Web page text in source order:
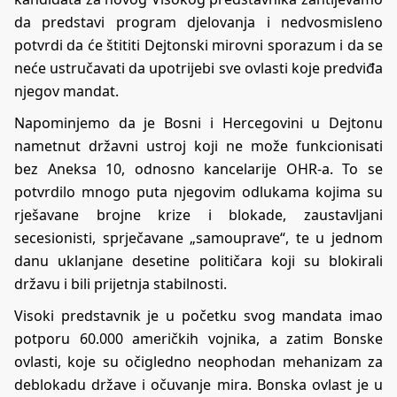
da predstavi program djelovanja i nedvosmisleno
potvrdi da će štititi Dejtonski mirovni sporazum i da se
neće ustručavati da upotrijebi sve ovlasti koje predviđa
njegov mandat.
Napominjemo da je Bosni i Hercegovini u Dejtonu
nametnut državni ustroj koji ne može funkcionisati
bez Aneksa 10, odnosno kancelarije OHR-a. To se
potvrdilo mnogo puta njegovim odlukama kojima su
rješavane brojne krize i blokade, zaustavljani
secesionisti, sprječavane „samouprave“, te u jednom
danu uklanjane desetine političara koji su blokirali
državu i bili prijetnja stabilnosti.
Visoki predstavnik je u početku svog mandata imao
potporu 60.000 američkih vojnika, a zatim Bonske
ovlasti, koje su očigledno neophodan mehanizam za
deblokadu države i očuvanje mira. Bonska ovlast je u